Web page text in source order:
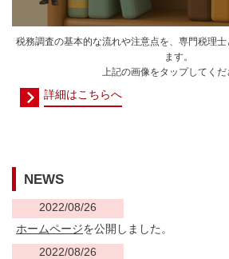
税務調査の基本的な流れや注意点を、専門税理
ます。
上記の画像をタップしてくだ
詳細はこちらへ
NEWS
2022/08/26
ホームページを公開しました。
2022/08/26